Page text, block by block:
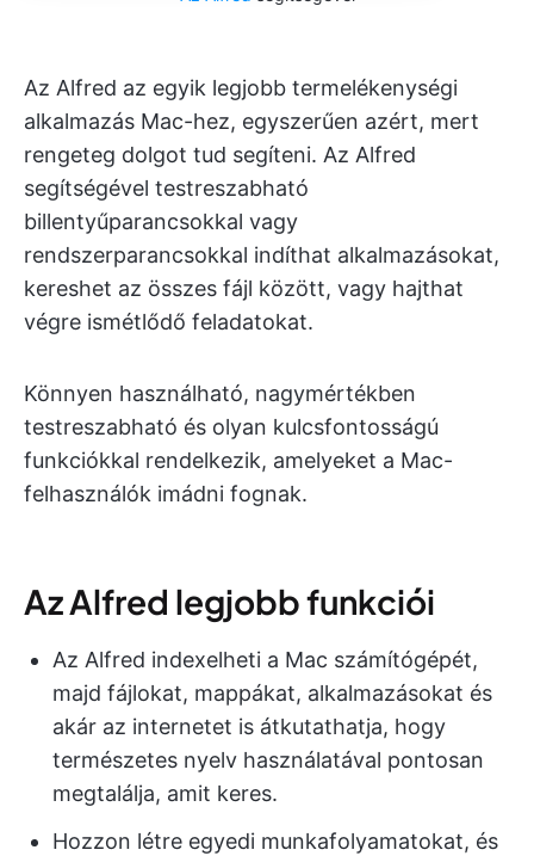
Az Alfred az egyik legjobb termelékenységi
alkalmazás Mac-hez, egyszerűen azért, mert
rengeteg dolgot tud segíteni. Az Alfred
segítségével testreszabható
billentyűparancsokkal vagy
rendszerparancsokkal indíthat alkalmazásokat,
kereshet az összes fájl között, vagy hajthat
végre ismétlődő feladatokat.
Könnyen használható, nagymértékben
testreszabható és olyan kulcsfontosságú
funkciókkal rendelkezik, amelyeket a Mac-
felhasználók imádni fognak.
Az Alfred legjobb funkciói
Az Alfred indexelheti a Mac számítógépét,
majd fájlokat, mappákat, alkalmazásokat és
akár az internetet is átkutathatja, hogy
természetes nyelv használatával pontosan
megtalálja, amit keres.
Hozzon létre egyedi munkafolyamatokat, és